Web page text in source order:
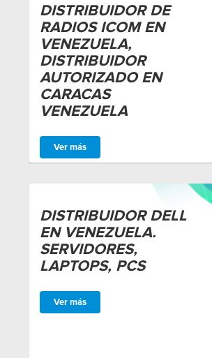
DISTRIBUIDOR DE
RADIOS ICOM EN
VENEZUELA,
DISTRIBUIDOR
AUTORIZADO EN
CARACAS
VENEZUELA
Ver más
DISTRIBUIDOR DELL
EN VENEZUELA.
SERVIDORES,
LAPTOPS, PCS
Ver más